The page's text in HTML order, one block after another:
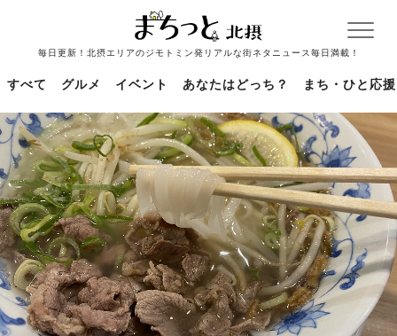
毎日更新！北摂エリアのジモトミン発リアルな街ネタニュース毎日満載！
すべて グルメ イベント あなたはどっち？ まち・ひと応援